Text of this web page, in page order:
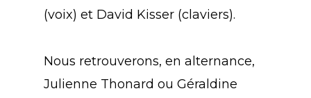
(voix) et David Kisser (claviers).
Nous retrouverons, en alternance,
Julienne Thonard ou Géraldine